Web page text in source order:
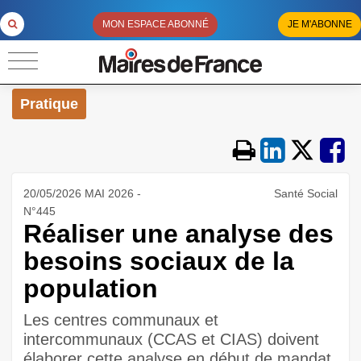
MON ESPACE ABONNÉ JE M'ABONNE
Pratique
20/05/2026 MAI 2026 -
N°445
Santé Social
Réaliser une analyse des
besoins sociaux de la
population
Les centres communaux et
intercommunaux (CCAS et CIAS) doivent